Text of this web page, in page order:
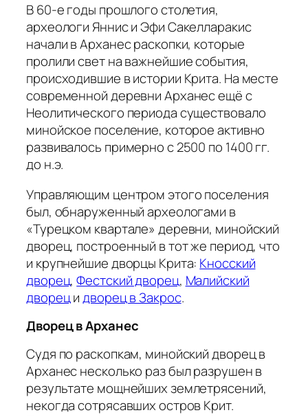
В 60-е годы прошлого столетия,
археологи Яннис и Эфи Сакелларакис
начали в Арханес раскопки, которые
пролили свет на важнейшие события,
происходившие в истории Крита. На месте
современной деревни Арханес ещё с
Неолитического периода существовало
минойское поселение, которое активно
развивалось примерно с 2500 по 1400 гг.
до н.э.
Управляющим центром этого поселения
был, обнаруженный археологами в
«Турецком квартале» деревни, минойский
дворец, построенный в тот же период, что
и крупнейшие дворцы Крита: Кносский
дворец,Фестский дворец, Малийский
дворецидворец в Закрос.
Дворец в Арханес
Судя по раскопкам, минойский дворец в
Арханес несколько раз был разрушен в
результате мощнейших землетрясений,
некогда сотрясавших остров Крит.